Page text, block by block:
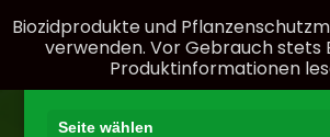
Seite wählen
Biozidprodukte und
verwenden. Vor Gebrauch stets
Produktinformationen